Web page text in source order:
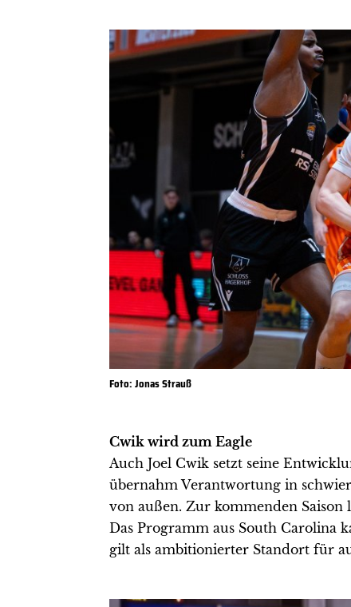
Foto: Jonas Strauß
Cwik wird zum Eagle
Auch Joel Cwik setzt seine
übernahm Verantwortung in
von außen. Zur kommenden
Das Programm aus South Carolina
gilt als ambitionierter Standort für